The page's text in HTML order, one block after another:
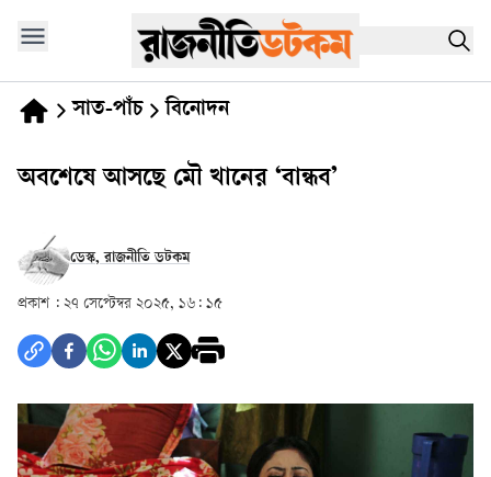
সাত-পাঁচ বিনোদন
অবশেষে আসছে মৌ খানের ‘বান্ধব’
ডেস্ক, রাজনীতি ডটকম
প্রকাশ : ২৭ সেপ্টেম্বর ২০২৫, ১৬: ১৫